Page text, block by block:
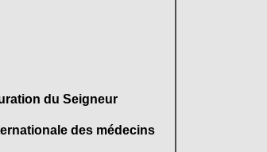
du Seigneur
des médecins